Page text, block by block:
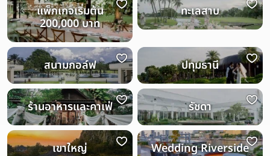
แพ็กเกจเริ่มต้น
200,000 บาท
ทะเลสาบ
สนามกอล์ฟ ปทุมธานี
ร้านอาหารและคาเฟ่ รัชดา
เขาใหญ่ Wedding Riverside